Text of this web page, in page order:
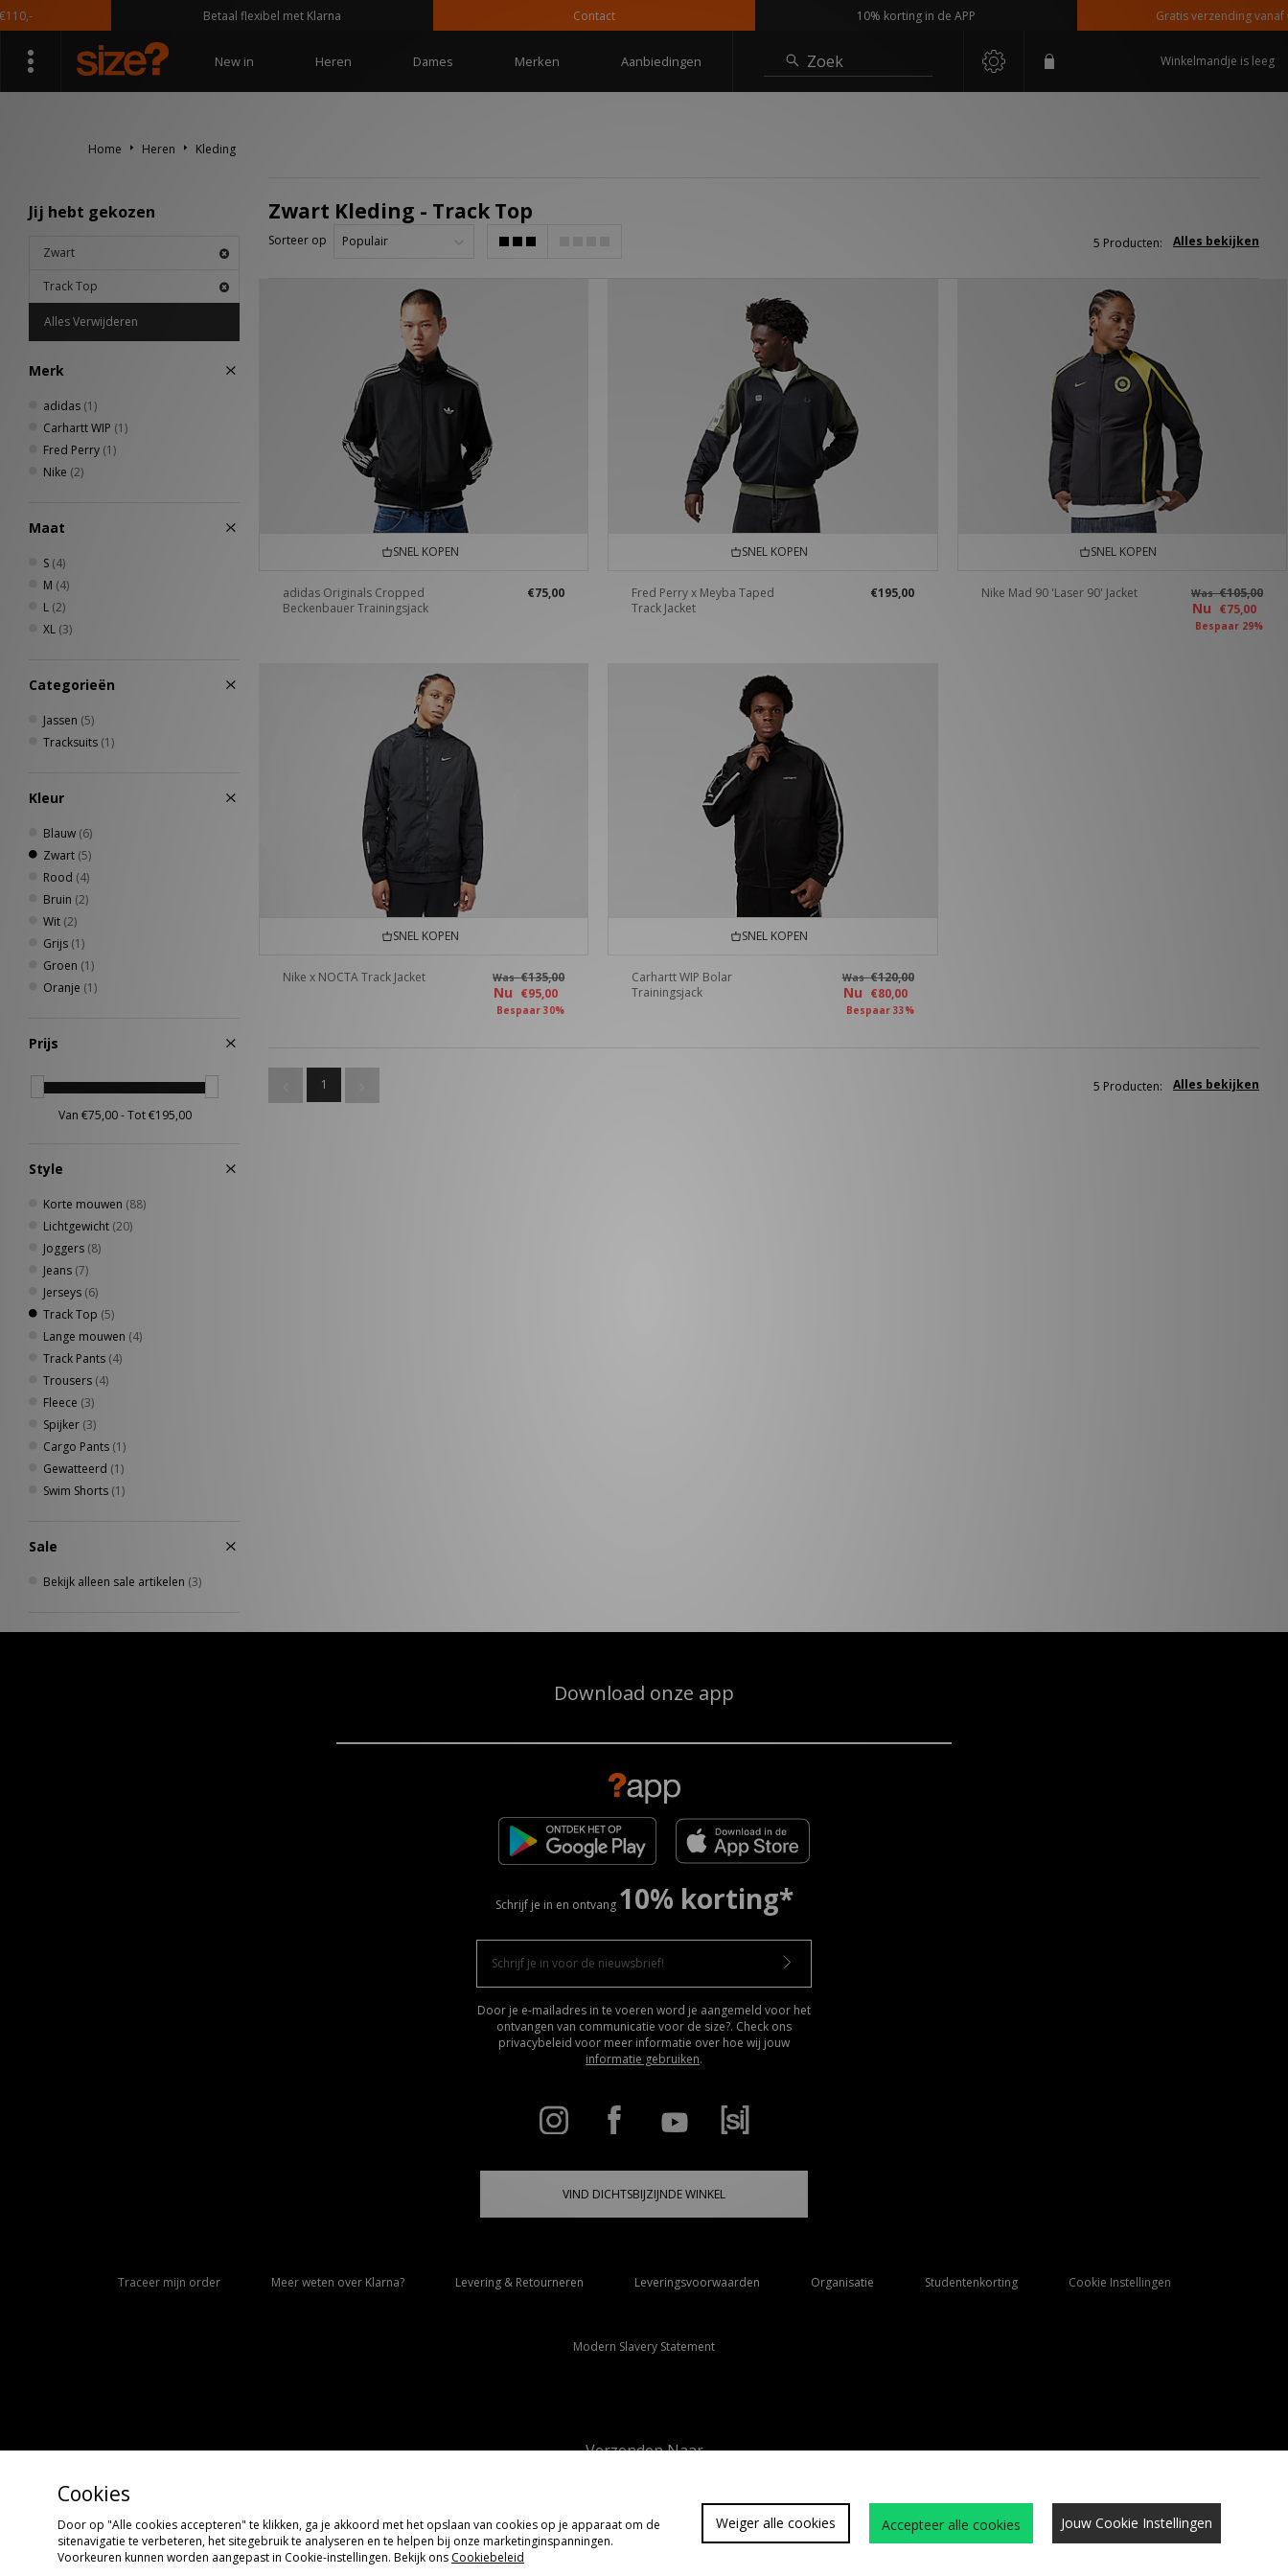
Betaal flexibel met Klarna Contact 10% korting in de APP Gratis verzending vanaf
New in Heren Dames Merken Aanbiedingen Zoek Winkelmandje is leeg
Home Heren Kleding
Jij hebt gekozen
Zwart
Track Top
Alles Verwijderen
Merk
adidas (1)
Carhartt WIP (1)
Fred Perry (1)
Nike (2)
Maat
S (4)
M (4)
L (2)
XL (3)
Categorieën
Jassen (5)
Tracksuits (1)
Kleur
Blauw (6)
Zwart (5)
Rood (4)
Bruin (2)
Wit (2)
Grijs (1)
Groen (1)
Oranje (1)
Prijs
Style
Korte mouwen (88)
Lichtgewicht (20)
Joggers (8)
Jeans (7)
Jerseys (6)
Track Top (5)
Lange mouwen (4)
Track Pants (4)
Trousers (4)
Fleece (3)
Spijker (3)
Cargo Pants (1)
Gewatteerd (1)
Swim Shorts (1)
Sale
Bekijk alleen sale artikelen (3)
Zwart Kleding - Track Top
Sorteer op Alles bekijken
5 Producten:
SNEL KOPEN
adidas Originals Cropped
Beckenbauer Trainingsjack
€75,00
SNEL KOPEN
Fred Perry x Meyba Taped
Track Jacket
€195,00
SNEL KOPEN
Nike Mad 90 'Laser 90' Jacket Was€105,00
Nu €75,00
Bespaar 29%
SNEL KOPEN
Nike x NOCTA Track Jacket Was€135,00
Nu €95,00
Bespaar 30%
SNEL KOPEN
Carhartt WIP Bolar
Trainingsjack
Was€120,00
Nu €80,00
Bespaar 33%
1 Alles bekijken
5 Producten:
Download onze app
Schrijf je in en ontvang 10% korting*
Door je e-mailadres in te voeren word je aangemeld voor het
ontvangen van communicatie voor de size?. Check ons
privacybeleid voor meer informatie over hoe wij jouw
informatie gebruiken.
VIND DICHTSBIJZIJNDE WINKEL
Traceer mijn order Meer weten over Klarna? Levering & Retourneren Leveringsvoorwaarden Organisatie Studentenkorting Cookie Instellingen
Modern Slavery Statement
Verzenden Naar
Algemene Voorwaarden Cookies Site beveiliging
Copyright © 2026 size?, Alle rechten voorbehouden
Cookies
Door op "Alle cookies accepteren" te klikken, ga je akkoord met het opslaan van cookies op je apparaat om de
sitenavigatie te verbeteren, het sitegebruik te analyseren en te helpen bij onze marketinginspanningen.
Voorkeuren kunnen worden aangepast in Cookie-instellingen. Bekijk ons Cookiebeleid
Jouw Cookie Instellingen
Accepteer alle cookies
Weiger alle cookies